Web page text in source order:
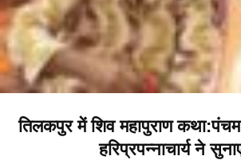
तिलकपुर में शिव महापुराण कथा:पंचम
हरिप्रपन्नाचार्य ने